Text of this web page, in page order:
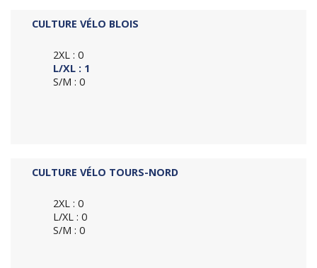
CULTURE VÉLO BLOIS
2XL : 0
L/XL : 1
S/M : 0
CULTURE VÉLO TOURS-NORD
2XL : 0
L/XL : 0
S/M : 0